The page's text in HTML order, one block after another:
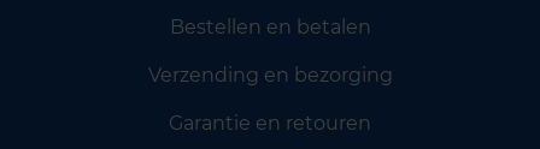
Bestellen en betalen
Verzending en bezorging
Garantie en retouren